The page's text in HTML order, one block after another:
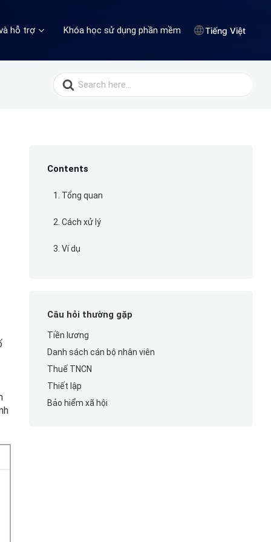
hỗ trợ Khóa học sử dụng phần mềm Tiếng Việt
Search
for:
Contents
1. Tổng quan
2. Cách xử lý
3. Ví dụ
Câu hỏi thường gặp
Tiền lương
Danh sách cán bộ nhân viên
Thuế TNCN
Thiết lập
Bảo hiểm xã hội